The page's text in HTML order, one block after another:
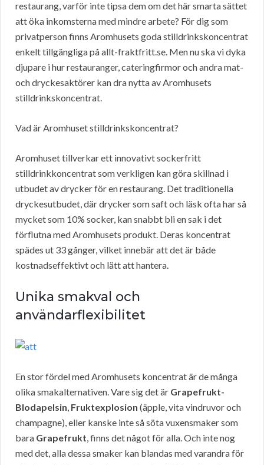
restaurang, varför inte tipsa dem om det här smarta sättet
att öka inkomsterna med mindre arbete? För dig som
privatperson finns Aromhusets goda stilldrinkskoncentrat
enkelt tillgängliga på allt-fraktfritt.se. Men nu ska vi dyka
djupare i hur restauranger, cateringfirmor och andra mat-
och dryckesaktörer kan dra nytta av Aromhusets
stilldrinkskoncentrat.
Vad är Aromhuset stilldrinkskoncentrat?
Aromhuset tillverkar ett innovativt sockerfritt
stilldrinkkoncentrat som verkligen kan göra skillnad i
utbudet av drycker för en restaurang. Det traditionella
dryckesutbudet, där drycker som saft och läsk ofta har så
mycket som 10% socker, kan snabbt bli en sak i det
förflutna med Aromhusets produkt. Deras koncentrat
spädes ut 33 gånger, vilket innebär att det är både
kostnadseffektivt och lätt att hantera.
Unika smakval och
användarflexibilitet
En stor fördel med Aromhusets koncentrat är de många
olika smakalternativen. Vare sig det är Grapefrukt-
Blodapelsin, Fruktexplosion (äpple, vita vindruvor och
champagne), eller kanske inte så söta vuxensmaker som
bara Grapefrukt, finns det något för alla. Och inte nog
med det, alla dessa smaker kan blandas med varandra för